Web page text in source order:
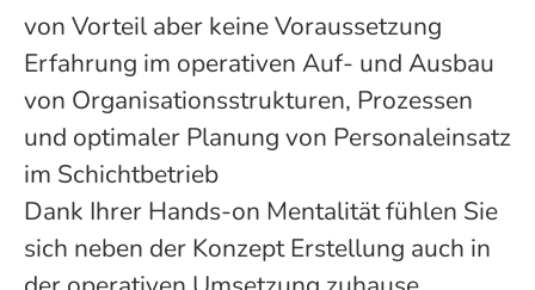
von Vorteil aber keine Voraussetzung
Erfahrung im operativen Auf- und Ausbau
von Organisationsstrukturen, Prozessen
und optimaler Planung von Personaleinsatz
im Schichtbetrieb
Dank Ihrer Hands-on Mentalität fühlen Sie
sich neben der Konzept Erstellung auch in